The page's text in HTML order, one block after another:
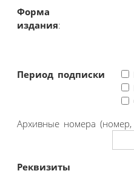
Форма
издания:
Период подписки
Архивные номера (номер,
Реквизиты